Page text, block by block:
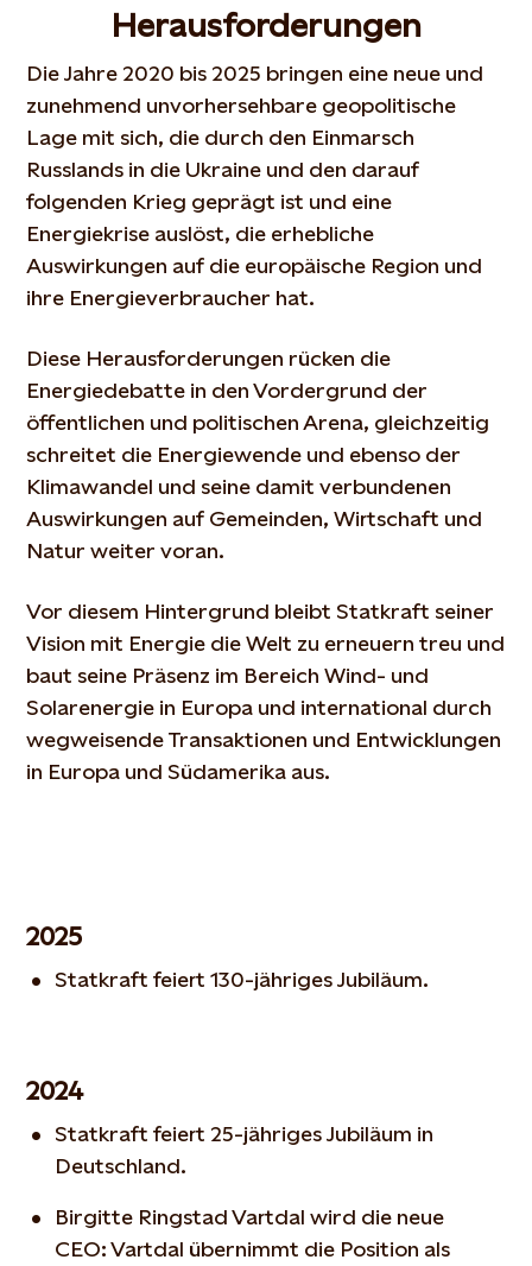
Herausforderungen
Die Jahre 2020 bis 2025 bringen eine neue und
zunehmend unvorhersehbare geopolitische
Lage mit sich, die durch den Einmarsch
Russlands in die Ukraine und den darauf
folgenden Krieg geprägt ist und eine
Energiekrise auslöst, die erhebliche
Auswirkungen auf die europäische Region und
ihre Energieverbraucher hat.
Diese Herausforderungen rücken die
Energiedebatte in den Vordergrund der
öffentlichen und politischen Arena, gleichzeitig
schreitet die Energiewende und ebenso der
Klimawandel und seine damit verbundenen
Auswirkungen auf Gemeinden, Wirtschaft und
Natur weiter voran.
Vor diesem Hintergrund bleibt Statkraft seiner
Vision mit Energie die Welt zu erneuern treu und
baut seine Präsenz im Bereich Wind- und
Solarenergie in Europa und international durch
wegweisende Transaktionen und Entwicklungen
in Europa und Südamerika aus.
2025
Statkraft feiert 130-jähriges Jubiläum.
2024
Statkraft feiert 25-jähriges Jubiläum in
Deutschland.
Birgitte Ringstad Vartdal wird die neue
CEO: Vartdal übernimmt die Position als